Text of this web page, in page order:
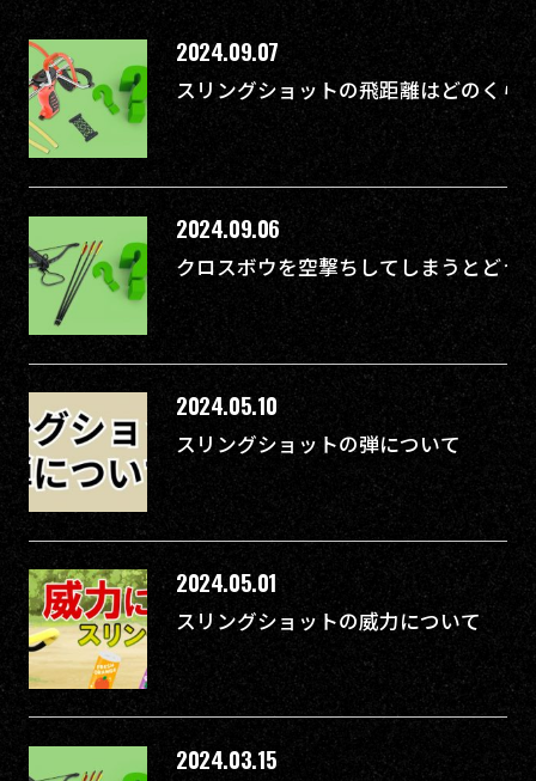
2024.09.07
スリングショットの飛距離はどのくら
2024.09.06
クロスボウを空撃ちしてしまうとどう
2024.05.10
スリングショットの弾について
2024.05.01
スリングショットの威力について
2024.03.15